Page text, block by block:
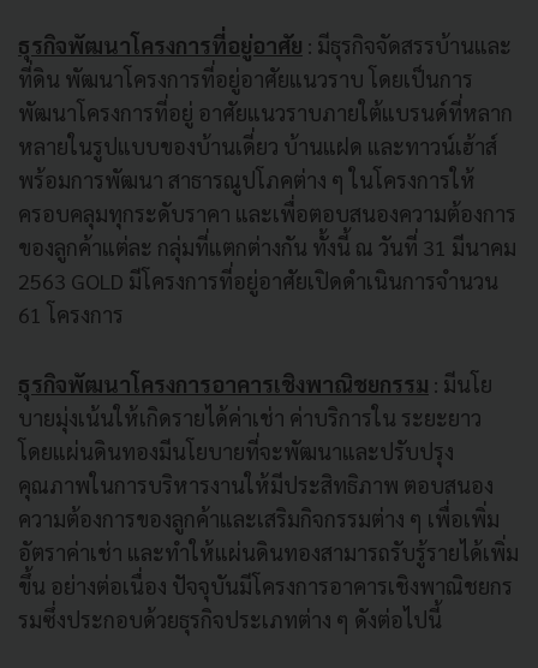
ธุรกิจพัฒนาโครงการที่อยู่อาศัย : มีธุรกิจจัดสรรบ้านและ
ที่ดิน พัฒนาโครงการที่อยู่อาศัยแนวราบ โดยเป็นการ
พัฒนาโครงการที่อยู่ อาศัยแนวราบภายใต้แบรนด์ที่หลาก
หลายในรูปแบบของบ้านเดี่ยว บ้านแฝด และทาวน์เฮ้าส์
พร้อมการพัฒนา สาธารณูปโภคต่าง ๆ ในโครงการให้
ครอบคลุมทุกระดับราคา และเพื่อตอบสนองความต้องการ
ของลูกค้าแต่ละ กลุ่มที่แตกต่างกัน ทั้งนี้ ณ วันที่ 31 มีนาคม
2563 GOLD มีโครงการที่อยู่อาศัยเปิดดําเนินการจํานวน
61 โครงการ
ธุรกิจพัฒนาโครงการอาคารเชิงพาณิชยกรรม : มีนโย
บายมุ่งเน้นให้เกิดรายได้ค่าเช่า ค่าบริการใน ระยะยาว
โดยแผ่นดินทองมีนโยบายที่จะพัฒนาและปรับปรุง
คุณภาพในการบริหารงานให้มีประสิทธิภาพ ตอบสนอง
ความต้องการของลูกค้าและเสริมกิจกรรมต่าง ๆ เพื่อเพิ่ม
อัตราค่าเช่า และทําให้แผ่นดินทองสามารถรับรู้รายได้เพิ่ม
ขึ้น อย่างต่อเนื่อง ปัจจุบันมีโครงการอาคารเชิงพาณิชยกร
รมซึ่งประกอบด้วยธุรกิจประเภทต่าง ๆ ดังต่อไปนี้